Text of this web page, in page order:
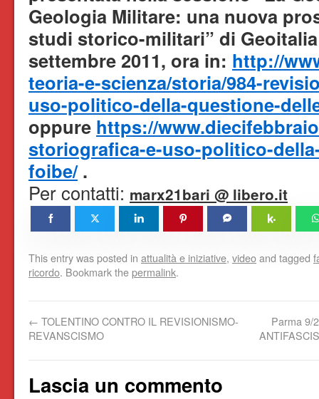
Geologia Militare: una nuova
studi storico-militari” di Geoitalia
settembre 2011, ora in: http://
teoria-e-scienza/storia/984-
uso-politico-della-questione-
oppure https://
storiografica-e-uso-politico-
foibe/.
Per contatti: marx21bari @ libero.it
This entry was posted in attualità e iniziative, videoand tagged
ricordo. Bookmark thepermalink.
← TOLENTINO CONTRO IL REVISIONISMO-
REVANSCISMO
Parma 9/
Lascia un commento